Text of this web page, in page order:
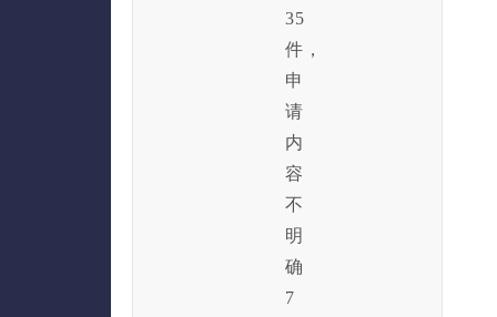
35
件，
申
请
内
容
不
明
确
7